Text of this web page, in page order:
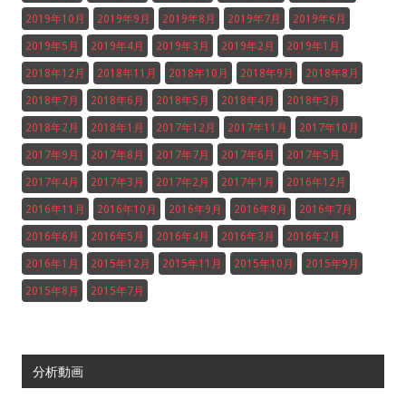
2019年10月 2019年9月 2019年8月 2019年7月 2019年6月
2019年5月 2019年4月 2019年3月 2019年2月 2019年1月
2018年12月 2018年11月 2018年10月 2018年9月 2018年8月
2018年7月 2018年6月 2018年5月 2018年4月 2018年3月
2018年2月 2018年1月 2017年12月 2017年11月 2017年10月
2017年9月 2017年8月 2017年7月 2017年6月 2017年5月
2017年4月 2017年3月 2017年2月 2017年1月 2016年12月
2016年11月 2016年10月 2016年9月 2016年8月 2016年7月
2016年6月 2016年5月 2016年4月 2016年3月 2016年2月
2016年1月 2015年12月 2015年11月 2015年10月 2015年9月
2015年8月 2015年7月
分析動画